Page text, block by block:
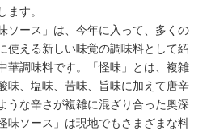
ます。
ソース」は、今年に入って、多くの
使える新しい味覚の調味料として紹
華調味料です。「怪味」とは、複雑
味、塩味、苦味、旨味に加えて唐辛
うな辛さが複雑に混ざり合った奥深
味ソース」は現地でもさまざまな料